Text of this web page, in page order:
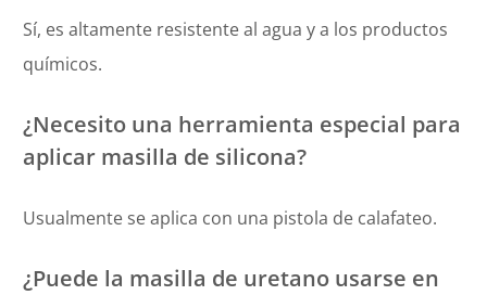
Sí, es altamente resistente al agua y a los productos
químicos.
¿Necesito una herramienta especial para
aplicar masilla de silicona?
Usualmente se aplica con una pistola de calafateo.
¿Puede la masilla de uretano usarse en